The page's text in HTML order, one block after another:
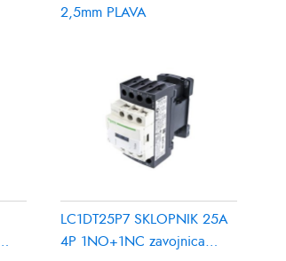
2,5mm PLAVA
LC1DT25P7 SKLOPNIK 25A
4P 1NO+1NC zavojnica